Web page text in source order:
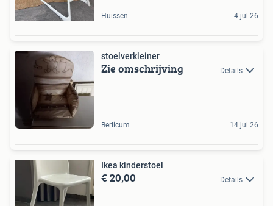
Huissen 4 jul 26
stoelverkleiner
Zie omschrijving Details
Berlicum 14 jul 26
Ikea kinderstoel
€ 20,00 Details